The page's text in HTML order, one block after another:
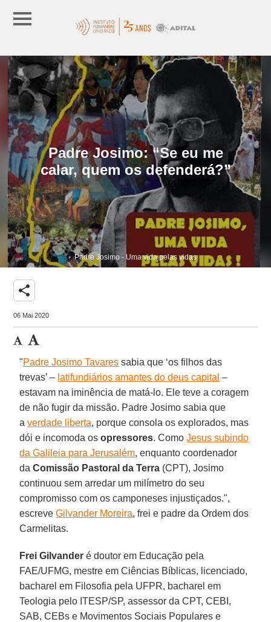
Padre Josimo: “Se eu me
calar, quem os defenderá?”
Padre Josimo - Uma vida pelas vidas
share
06 Mai 2020
"Padre Josimo Tavares sabia que ‘os filhos das
trevas’ – latifundiários amantes do deus capital –
estavam na iminência de matá-lo. Ele teve a coragem
de não fugir da missão. Padre Josimo sabia que
averdade liberta, porque consola os explorados, mas
dói e incomoda osopressores. ComoJesus subindo
da Galileia para Jerusalém, enquanto coordenador
daComissão Pastoral da Terra (CPT), Josimo
continuou sem arredar um milímetro do seu
compromisso com os camponeses injustiçados.",
escreveGilvander Moreira, frei e padre da Ordem dos
Carmelitas.
Frei Gilvander é doutor em Educação pela
FAE/UFMG, mestre em Ciências Bíblicas, licenciado,
bacharel em Filosofia pela UFPR, bacharel em
Teologia pelo ITESP/SP, assessor da CPT, CEBI,
SAB, CEBs e Movimentos Sociais Populares e